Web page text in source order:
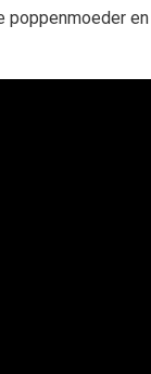
poppenmoeder en